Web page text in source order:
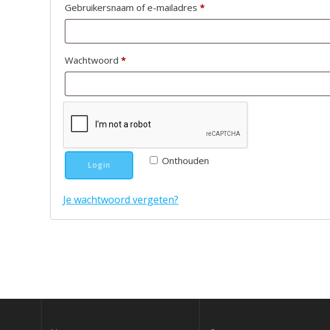
Gebruikersnaam of e-mailadres*Vereist
Wachtwoord*Vereist
Onthouden
Login
Je wachtwoord vergeten?